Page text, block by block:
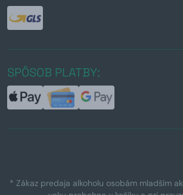
SPÔSOB PLATBY:
* Zákaz predaja alkoholu osobám mladším